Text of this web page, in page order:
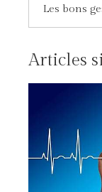
Articles